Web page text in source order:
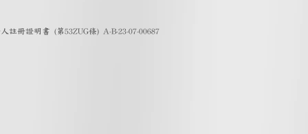
註冊證明書 (第53ZUG條) A-B-23-07-00687